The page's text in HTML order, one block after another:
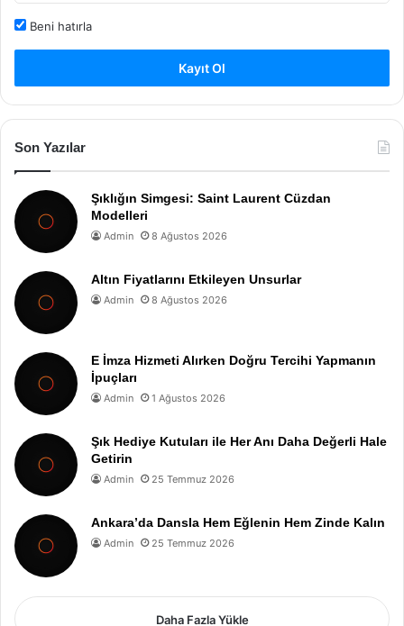
Beni hatırla
Kayıt Ol
Son Yazılar
Şıklığın Simgesi: Saint Laurent Cüzdan
Modelleri
Admin 8 Ağustos 2026
Altın Fiyatlarını Etkileyen Unsurlar
Admin 8 Ağustos 2026
E İmza Hizmeti Alırken Doğru Tercihi Yapmanın
İpuçları
Admin 1 Ağustos 2026
Şık Hediye Kutuları ile Her Anı Daha Değerli Hale
Getirin
Admin 25 Temmuz 2026
Ankara’da Dansla Hem Eğlenin Hem Zinde Kalın
Admin 25 Temmuz 2026
Daha Fazla Yükle